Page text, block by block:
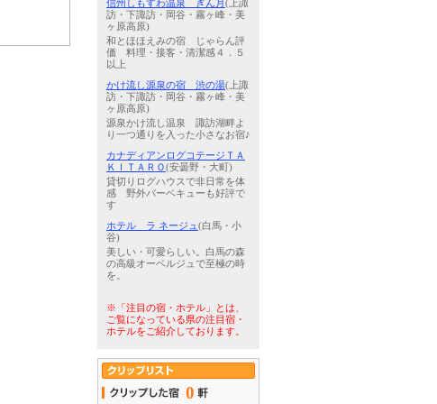
信州しもすわ温泉 ぎん月 (上諏
訪・下諏訪・岡谷・霧ヶ峰・美
ヶ原高原)
和とほほえみの宿 じゃらん評
価 料理・接客・清潔感４．５
以上
かけ流し源泉の宿 渋の湯(上諏
訪・下諏訪・岡谷・霧ヶ峰・美
ヶ原高原)
源泉かけ流し温泉 諏訪湖畔よ
り一つ通りを入った小さなお宿♪
カナディアンログコテージＴＡ
ＫＩＴＡＲＯ(安曇野・大町)
貸切りログハウスで非日常を体
感 野外バーベキューも好評で
す
ホテル ラ ネージュ (白馬・小
谷)
美しい・可愛らしい。白馬の森
の高級オーベルジュで至極の時
を。
※「注目の宿・ホテル」とは、
ご覧になっている県の注目宿・
ホテルをご紹介しております。
0